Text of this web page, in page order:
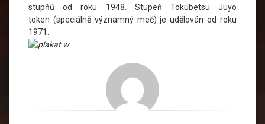
stupňů od roku 1948. Stupeň Tokubetsu Juyo
token (speciálně významný meč) je udělován od roku
1971.